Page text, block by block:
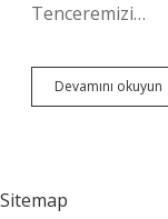
Tenceremizi…
Devamını okuyun
Sitemap